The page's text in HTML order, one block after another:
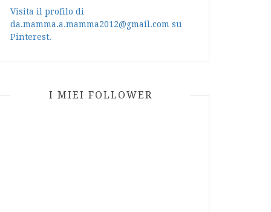
Visita il profilo di
da.mamma.a.mamma2012@gmail.com su
Pinterest.
I MIEI FOLLOWER